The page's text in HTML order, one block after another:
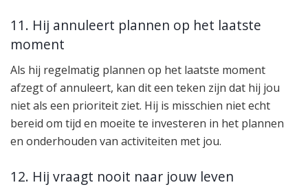
11. Hij annuleert plannen op het laatste
moment
Als hij regelmatig plannen op het laatste moment
afzegt of annuleert, kan dit een teken zijn dat hij jou
niet als een prioriteit ziet. Hij is misschien niet echt
bereid om tijd en moeite te investeren in het plannen
en onderhouden van activiteiten met jou.
12. Hij vraagt nooit naar jouw leven